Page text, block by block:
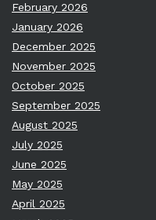
February 2026
January 2026
December 2025
November 2025
October 2025
September 2025
August 2025
July 2025
June 2025
May 2025
April 2025